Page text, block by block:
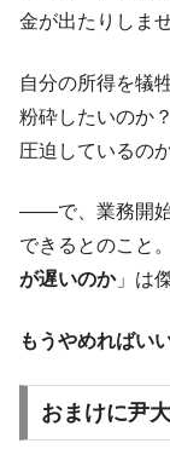
金が出たりしま
自分の所得を犠
粉砕したいのか
圧迫しているの
――で、業務開始
できるとのこと
が遅いのか」は
もうやめればい
おまけに尹